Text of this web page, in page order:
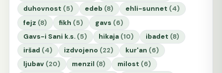
duhovnost (5) edeb (8) ehli-sunnet (4)
fejz (8) fikh (5) gavs (6)
Gavs-i Sani k.s. (5) hikaja (10) ibadet (8)
iršad (4) izdvojeno (22) kur'an (6)
ljubav (20) menzil (8) milost (6)